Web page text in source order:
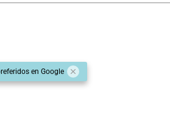
en Google